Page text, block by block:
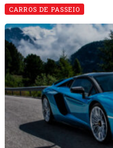
CARROS DE PASSEIO